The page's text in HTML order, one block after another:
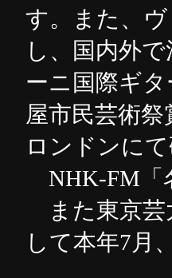
す。また、
し、国内外
ーニ国際ギ
屋市民芸術
ロンドンにて
NHK-FM「
また東京芸
して本年7月